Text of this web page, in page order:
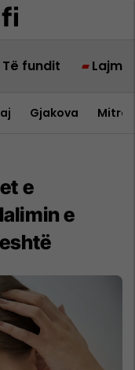
Të fundit Lajme
Gjakova
e
e